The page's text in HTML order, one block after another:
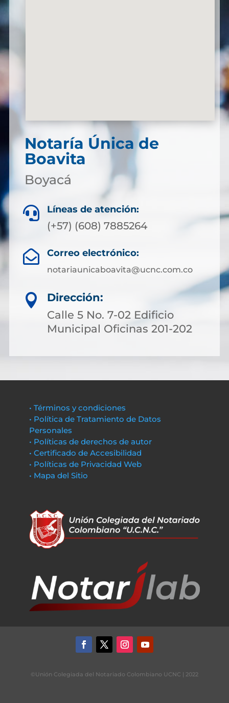
Notaría Única de
Boavita
Boyacá
 Líneas de atención:
(+57) (608) 7885264
 Correo electrónico:
notariaunicaboavita@ucnc.com.co

Dirección:
Calle 5 No. 7-02 Edificio
Municipal Oficinas 201-202
• Términos y condiciones
• Política de Tratamiento de Datos
Personales
• Políticas de derechos de autor
• Certificado de Accesibilidad
• Políticas de Privacidad Web
• Mapa del Sitio
©Unión Colegiada del Notariado Colombiano UCNC | 2022